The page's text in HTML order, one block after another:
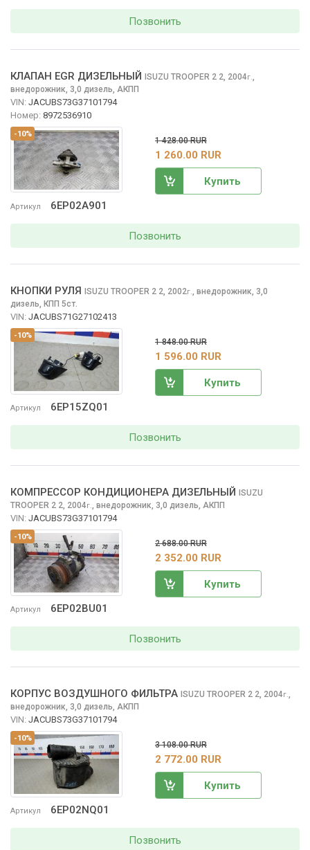
Позвонить
-10%
Артикул 6EP02A901
КЛАПАН EGR ДИЗЕЛЬНЫЙ ISUZU TROOPER 2 2, 2004г.
внедорожник, 3,0 дизель, АКПП
VIN: JACUBS73G37101794
Номер: 8972536910
1 428.00 RUR
1 260.00 RUR
Купить
Позвонить
-10%
Артикул 6EP15ZQ01
КНОПКИ РУЛЯ ISUZU TROOPER 2 2, 2002г. внедорожник, 3,0
дизель, КПП 5ст.
VIN: JACUBS71G27102413
1 848.00 RUR
1 596.00 RUR
Купить
Позвонить
-10%
Артикул 6EP02BU01
КОМПРЕССОР КОНДИЦИОНЕРА ДИЗЕЛЬНЫЙ ISUZU
TROOPER 2 2, 2004г. внедорожник, 3,0 дизель, АКПП
VIN: JACUBS73G37101794
2 688.00 RUR
2 352.00 RUR
Купить
Позвонить
-10%
Артикул 6EP02NQ01
КОРПУС ВОЗДУШНОГО ФИЛЬТРА ISUZU TROOPER 2 2, 2004г.,
внедорожник, 3,0 дизель, АКПП
VIN: JACUBS73G37101794
3 108.00 RUR
2 772.00 RUR
Купить
Позвонить